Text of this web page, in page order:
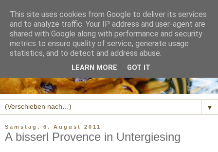
▼
Samstag, 6. August 2011
A bisserl Provence in Untergiesing
This site uses cookies from Google to deliver its services
and to analyze traffic. Your IP address and user-agent are
shared with Google along with performance and security
metrics to ensure quality of service, generate usage
statistics, and to detect and address abuse.
LEARN MORE GOT IT